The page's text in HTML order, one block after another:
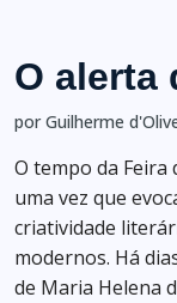
O alerta
por Guilherme
O tempo da Feira
uma vez que
criatividade
modernos. Há
de Maria Helena